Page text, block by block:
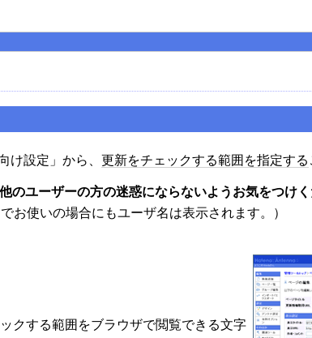
け設定」から、更新をチェックする範囲を指定する
のユーザーの方の迷惑にならないようお気をつけ
お使いの場合にもユーザ名は表示されます。）
クする範囲をブラウザで閲覧できる文字